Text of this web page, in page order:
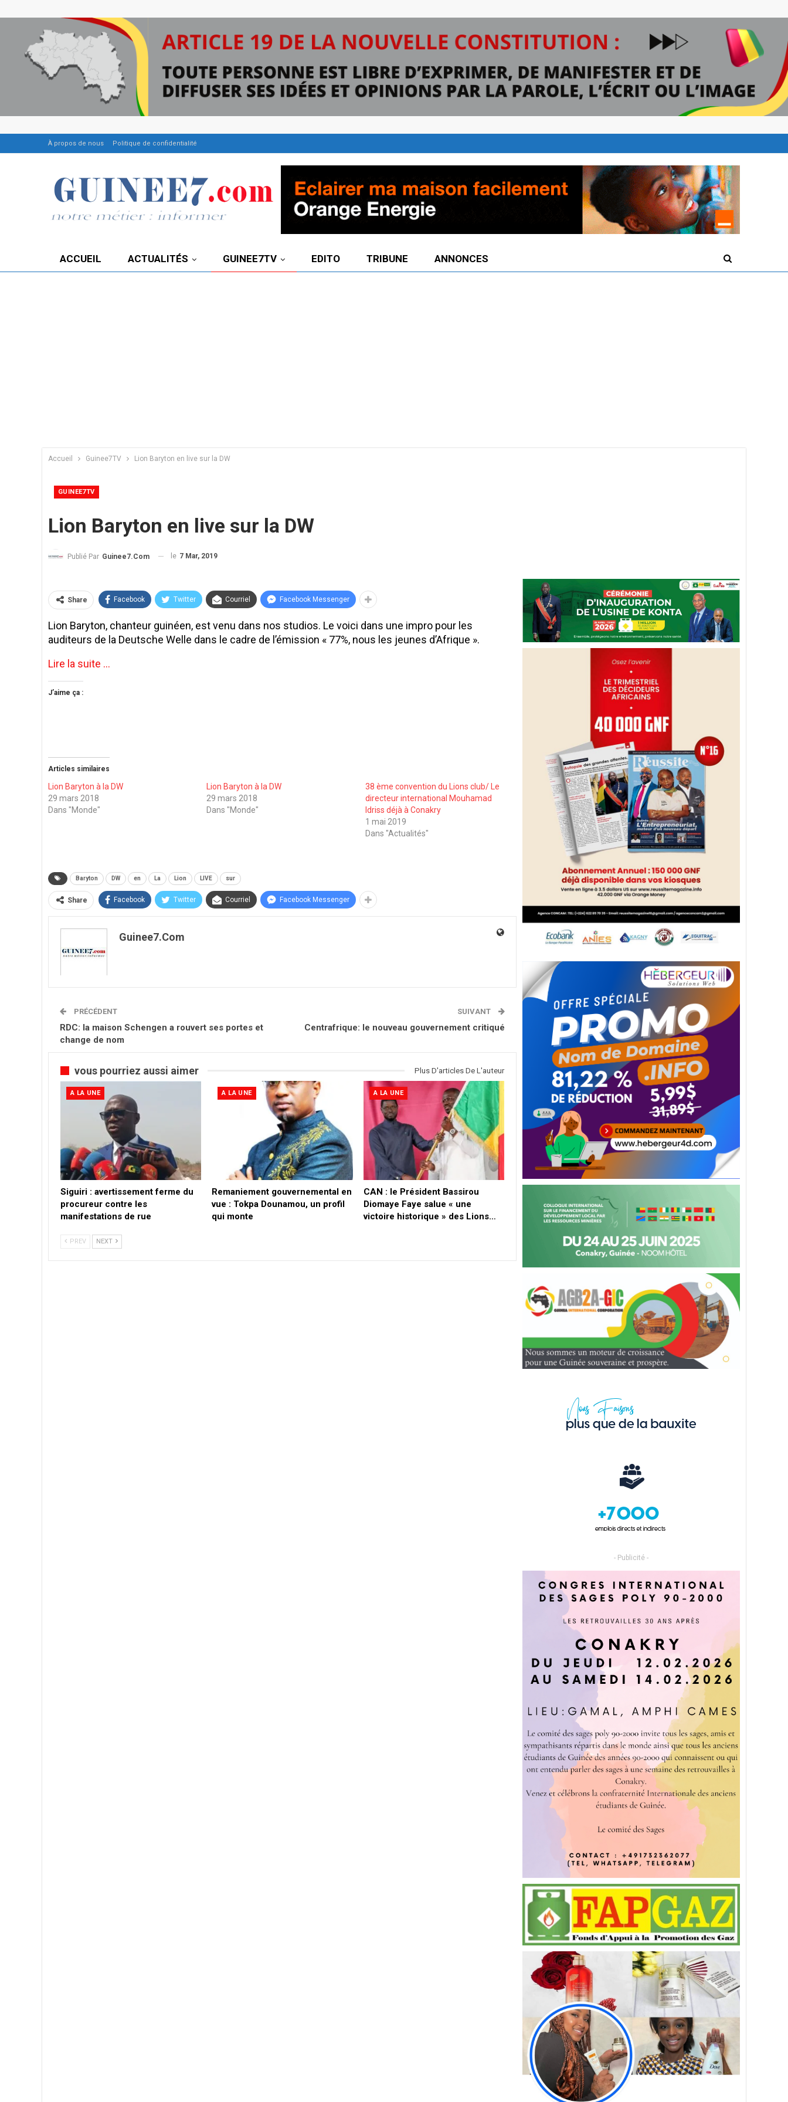
À propos de nous Politique de confidentialité
ACCUEIL ACTUALITÉS GUINEE7TV EDITO TRIBUNE ANNONCES
Accueil Guinee7TV Lion Baryton en live sur la DW
GUINEE7TV
Lion Baryton en live sur la DW
Publié Par Guinee7.com le 7 Mar, 2019
Share Facebook Twitter Courriel Facebook Messenger
Lion Baryton, chanteur guinéen, est venu dans nos studios. Le voici dans une impro pour les
auditeurs de la Deutsche Welle dans le cadre de l’émission « 77%, nous les jeunes d’Afrique ».
Lire la suite …
J’aime ça :
Articles similaires
Lion Baryton à la DW
29 mars 2018
Dans "Monde"
Lion Baryton à la DW
29 mars 2018
Dans "Monde"
38 ème convention du Lions club/ Le
directeur international Mouhamad
Idriss déjà à Conakry
1 mai 2019
Dans "Actualités"
Baryton DW en La Lion LIVE sur
Share Facebook Twitter Courriel Facebook Messenger
Guinee7.com
PRÉCÉDENT
RDC: la maison Schengen a rouvert ses portes et
change de nom
SUIVANT
Centrafrique: le nouveau gouvernement critiqué
vous pourriez aussi aimer Plus D'articles De L'auteur
A LA UNE
Siguiri : avertissement ferme du
procureur contre les
manifestations de rue
A LA UNE
Remaniement gouvernemental en
vue : Tokpa Dounamou, un profil
qui monte
A LA UNE
CAN : le Président Bassirou
Diomaye Faye salue « une
victoire historique » des Lions…
PREV NEXT
- Publicité -